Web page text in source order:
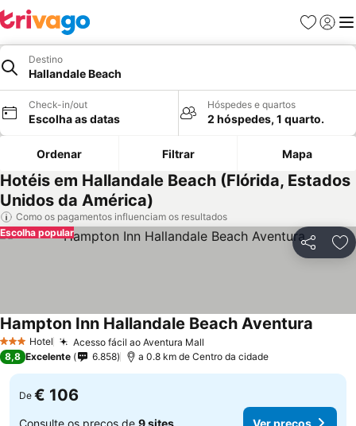
Favoritos
Iniciar
Destino
Hallandale Beach
Check-in/out
Escolha as datas
Hóspedes e quartos
2 hóspedes, 1 quarto.
Ordenar Filtrar Mapa
Hotéis em Hallandale Beach (Flórida, Estados
Unidos da América)
Como os pagamentos influenciam os resultados
Partilhar
Escolha popular
3 EstrelasHotel Acesso fácil ao Aventura Mall
Hampton Inn Hallandale Beach Aventura
8,8 Excelente 6.858 a 0.8 km de Centro da cidade
De € 106
Consulte os preços de 9 sites Ver preços